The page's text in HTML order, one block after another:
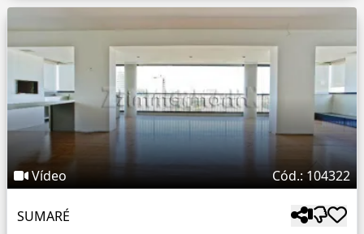
Vídeo Cód.: 104322
SUMARÉ